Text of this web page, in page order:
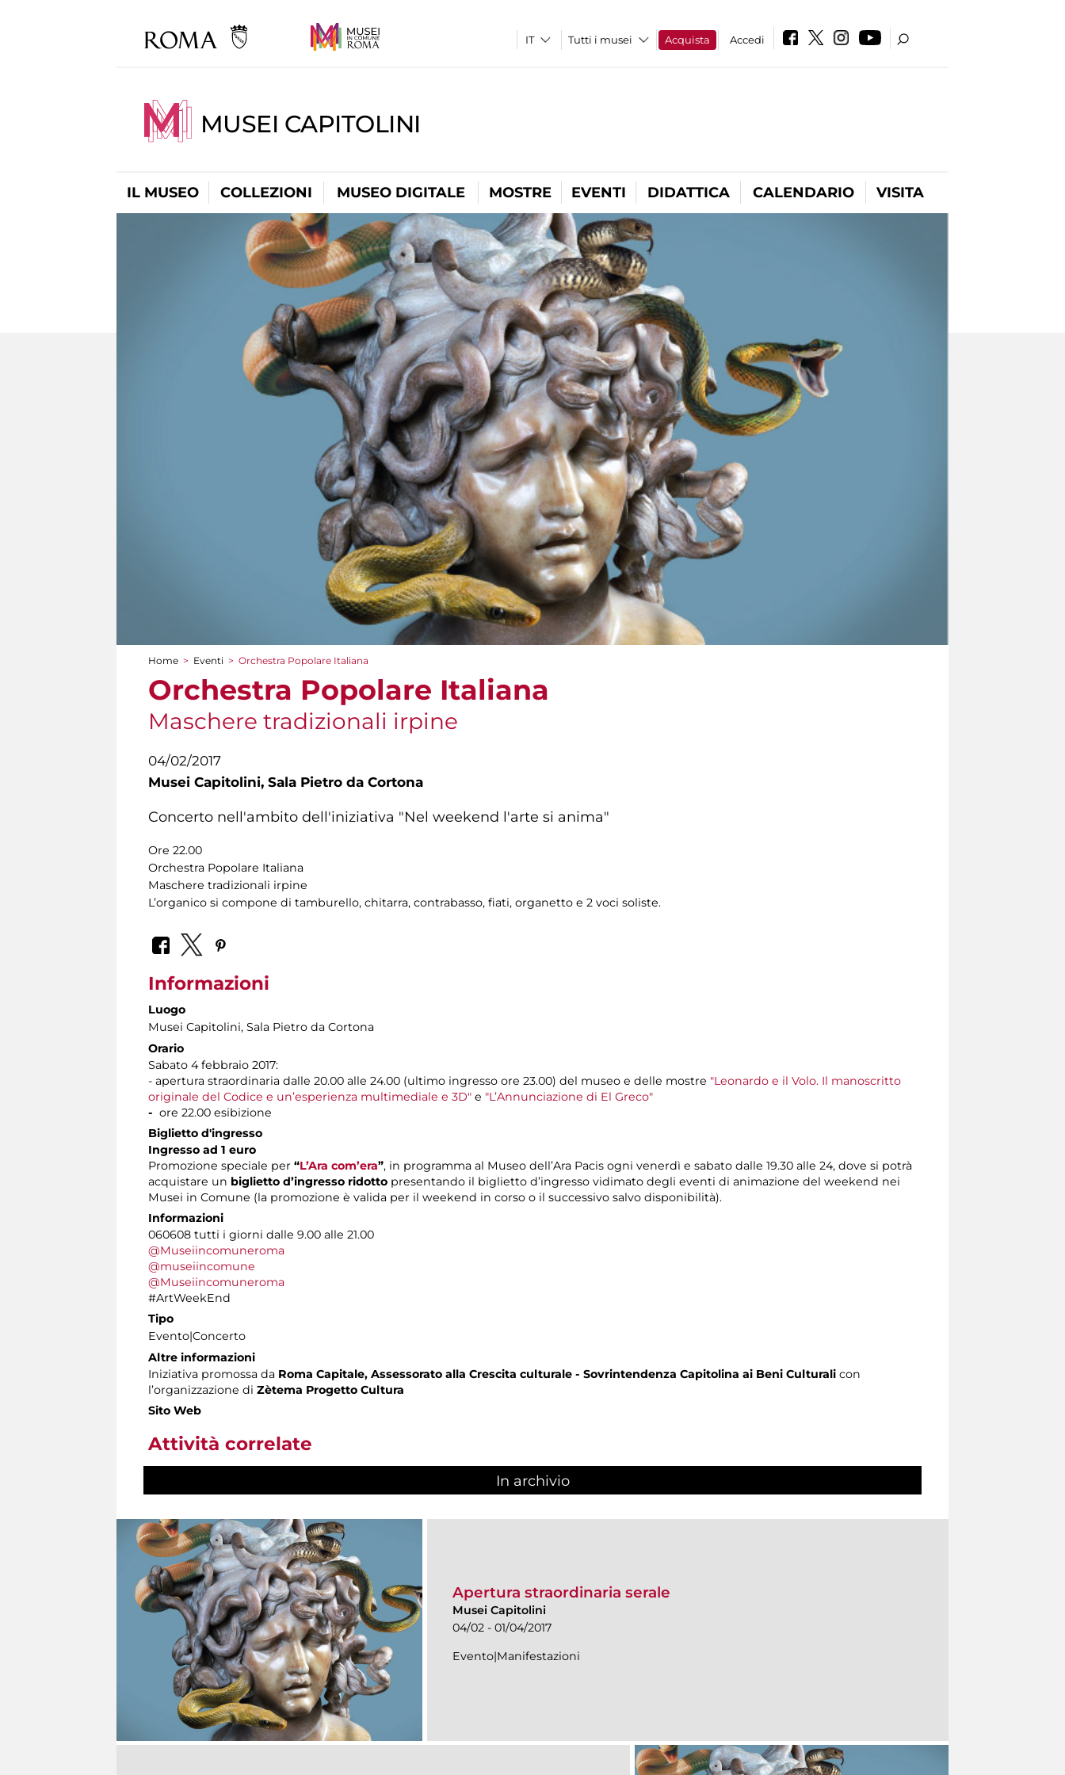
Tutti i musei Acquista Accedi
MUSEI CAPITOLINI
IL MUSEO COLLEZIONI MUSEO DIGITALE MOSTRE EVENTI DIDATTICA CALENDARIO VISITA
Tu sei qui
Home > Eventi > Orchestra Popolare Italiana
Orchestra Popolare Italiana
Maschere tradizionali irpine
04/02/2017
Musei Capitolini, Sala Pietro da Cortona
Concerto nell'ambito dell'iniziativa "Nel weekend l'arte si anima"
Ore 22.00
Orchestra Popolare Italiana
Maschere tradizionali irpine
L’organico si compone di tamburello, chitarra, contrabasso, fiati, organetto e 2 voci soliste.
Informazioni
Luogo
Musei Capitolini, Sala Pietro da Cortona
Orario
Sabato 4 febbraio 2017:
- apertura straordinaria dalle 20.00 alle 24.00 (ultimo ingresso ore 23.00) del museo e delle mostre "Leonardo e il Volo. Il manoscritto
originale del Codice e un’esperienza multimediale e 3D" e "L’Annunciazione di El Greco"
- ore 22.00 esibizione
Biglietto d'ingresso
Ingresso ad 1 euro
Promozione speciale per “L’Ara com’era”, in programma al Museo dell’Ara Pacis ogni venerdì e sabato dalle 19.30 alle 24, dove si potrà
acquistare un biglietto d’ingresso ridotto presentando il biglietto d’ingresso vidimato degli eventi di animazione del weekend nei
Musei in Comune (la promozione è valida per il weekend in corso o il successivo salvo disponibilità).
Informazioni
060608 tutti i giorni dalle 9.00 alle 21.00
@Museiincomuneroma
@museiincomune
@Museiincomuneroma
#ArtWeekEnd
Tipo
Evento|Concerto
Altre informazioni
Iniziativa promossa da Roma Capitale, Assessorato alla Crescita culturale - Sovrintendenza Capitolina ai Beni Culturali con
l’organizzazione di Zètema Progetto Cultura
Sito Web
Attività correlate
In archivio
Apertura straordinaria serale
Musei Capitolini
04/02 - 01/04/2017
Evento|Manifestazioni